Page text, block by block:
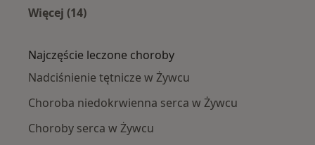
Więcej (14)
Najczęście leczone choroby
Nadciśnienie tętnicze w Żywcu
Choroba niedokrwienna serca w Żywcu
Choroby serca w Żywcu